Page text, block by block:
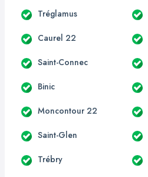
Tréglamus
Caurel 22
Saint-Connec
Binic
Moncontour 22
Saint-Glen
Trébry